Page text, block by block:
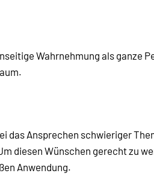
Wahrnehmung als ganze
das Ansprechen schwieriger
diesen Wünschen gerecht zu
Anwendung.